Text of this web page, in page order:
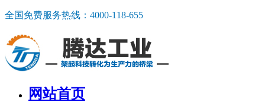
全国免费服务热线： 4000-118-655
网站首页